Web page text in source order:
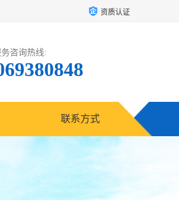
资质认证
咨询热线:
联系方式